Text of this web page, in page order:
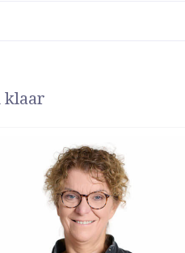
klaar